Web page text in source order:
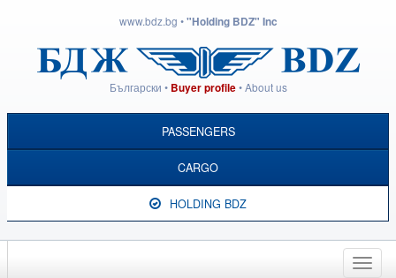
www.bdz.bg •"Holding BDZ" Inc
Български • Buyer profile•About us
PASSENGERS
CARGO
HOLDING BDZ
Toggle